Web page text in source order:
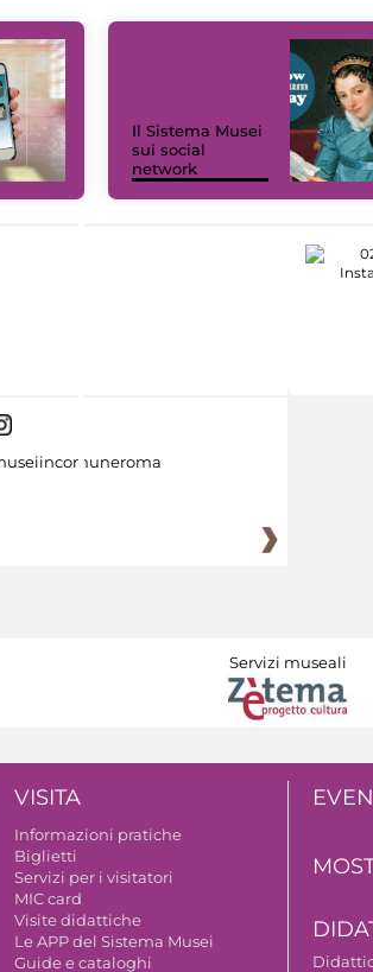
Il Sistema Musei
sui social
network
Servizi museali
VISITA
Informazioni pratiche
Biglietti
Servizi per i visitatori
MIC card
Visite didattiche
Le APP del Sistema Musei
Guide e cataloghi